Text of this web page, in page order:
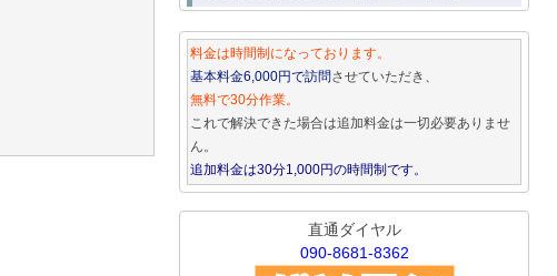
料金は時間制になっております。
基本料金6,000円で訪問させていただき、
無料で30分作業。
これで解決できた場合は追加料金は一切必要ありませ
ん。
追加料金は30分1,000円の時間制です。
直通ダイヤル
090-8681-8362